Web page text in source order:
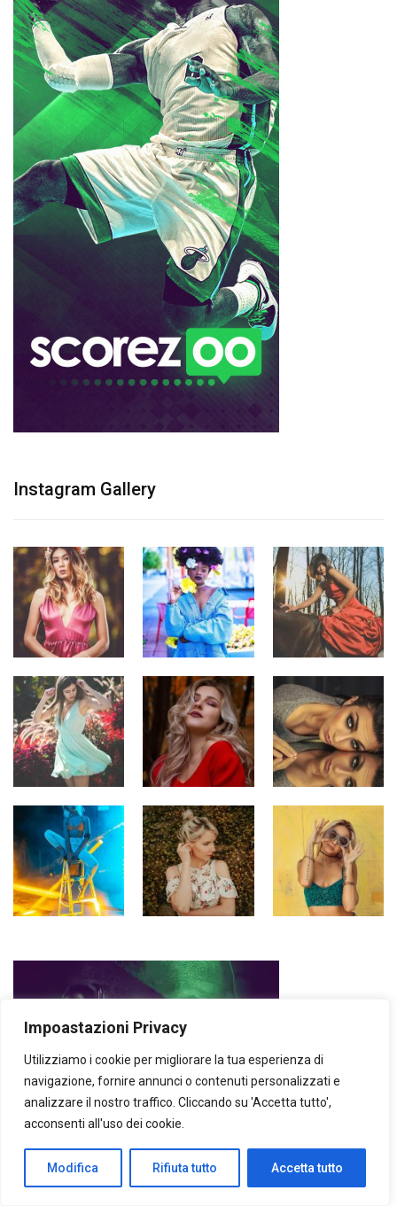
Impoastazioni Privacy
Utilizziamo i cookie per migliorare la tua esperienza di
navigazione, fornire annunci o contenuti personalizzati e
analizzare il nostro traffico. Cliccando su 'Accetta tutto',
acconsenti all'uso dei cookie.
Modifica Rifiuta tutto Accetta tutto
Instagram Gallery